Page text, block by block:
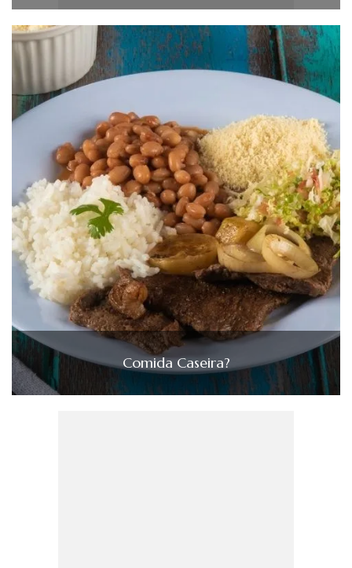
Comida Caseira?